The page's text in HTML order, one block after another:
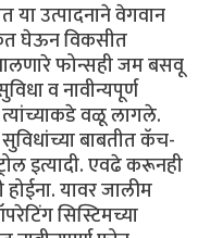
या उत्पादनाने वेगवान
घेऊन विकसीत
फोन्सही जम बसवू
व नावीन्यपूर्ण
वळू लागले.
बाबतीत कॅच-
इत्यादी. एवढे करूनही
होईना. यावर जालीम
सिस्टिमच्या